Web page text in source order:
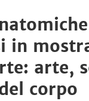
in
arte,
corpo